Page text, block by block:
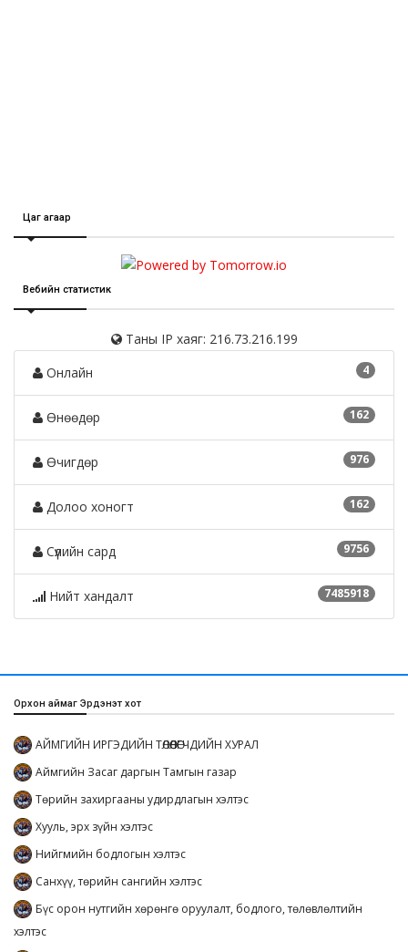
Цаг агаар
Вебийн статистик
Таны IP хаяг: 216.73.216.199
4
Онлайн
162
Өнөөдөр
976
Өчигдөр
162
Долоо хоногт
9756
Сүүлийн сард
7485918
Нийт хандалт
Орхон аймаг Эрдэнэт хот
АЙМГИЙН ИРГЭДИЙН ТӨЛӨӨЛӨГЧДИЙН ХУРАЛ
Аймгийн Засаг даргын Тамгын газар
Төрийн захиргааны удирдлагын хэлтэс
Хууль, эрх зүйн хэлтэс
Нийгмийн бодлогын хэлтэс
Санхүү, төрийн сангийн хэлтэс
Бүс орон нутгийн хөрөнгө оруулалт, бодлого, төлөвлөлтийн
хэлтэс